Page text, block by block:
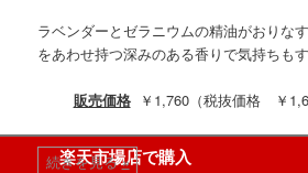
ラベンダーとゼラニウムの精油がおりな
をあわせ持つ深みのある香りで気持ちもす
販売価格￥1,760（税抜価格 ￥
楽天市場店で購入
続きを見る»